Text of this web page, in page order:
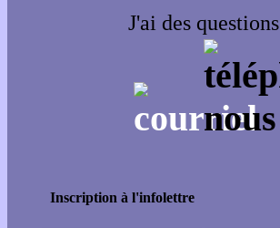
J'ai des questions
Inscription à l'infolettre